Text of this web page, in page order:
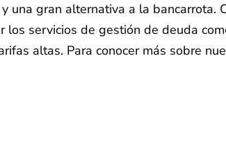
una gran alternativa a la
servicios de gestión de deuda
altas. Para conocer más sobre